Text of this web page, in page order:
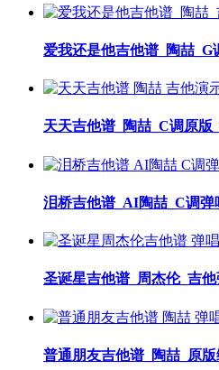
爱我还是他吉他谱_陶喆_G
天天吉他谱_陶喆_C调原版
泪桥吉他谱_AI陶喆_C调弹
圣诞星吉他谱_周杰伦_吉
普通朋友吉他谱_陶喆_原